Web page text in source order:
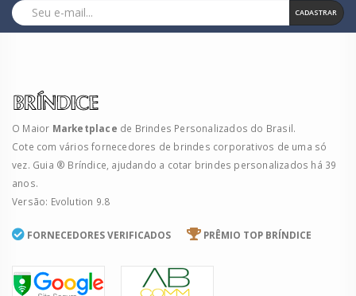
CADASTRAR
O Maior Marketplace de Brindes Personalizados do Brasil.
Cote com vários fornecedores de brindes corporativos de uma só
vez. Guia ® Bríndice, ajudando a cotar brindes personalizados há 39
anos.
Versão: Evolution 9.8
FORNECEDORES VERIFICADOS PRÊMIO TOP BRÍNDICE